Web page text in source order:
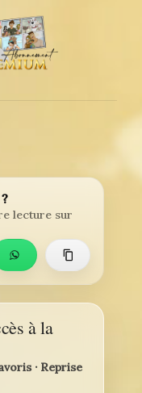
lecture sur
à la
· Reprise